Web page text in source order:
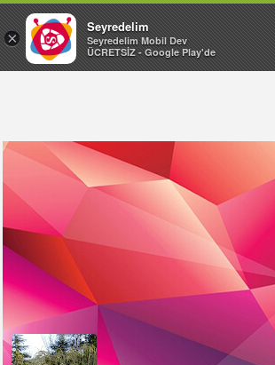
×
Seyredelim
Seyredelim Mobil Dev
ÜCRETSİZ - Google Play'de